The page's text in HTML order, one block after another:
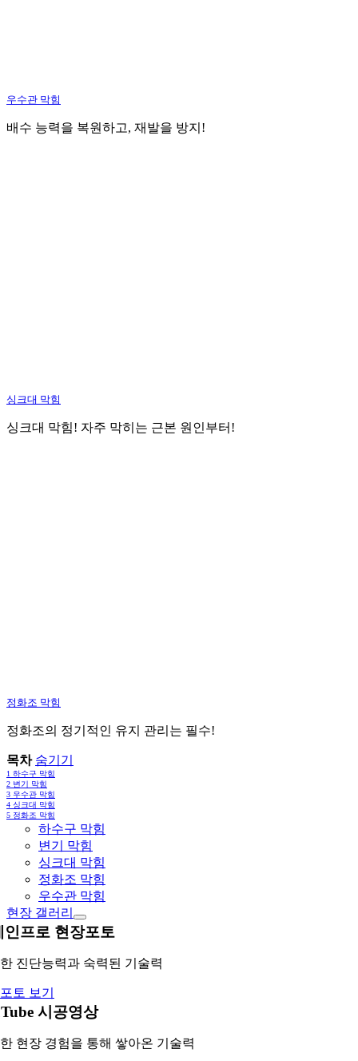
우수관 막힘
배수 능력을 복원하고, 재발을 방지!
싱크대 막힘
싱크대 막힘! 자주 막히는 근본 원인부터!
정화조 막힘
정화조의 정기적인 유지 관리는 필수!
목차 숨기기
1 하수구 막힘
2 변기 막힘
3 우수관 막힘
4 싱크대 막힘
5 정화조 막힘
하수구 막힘
변기 막힘
싱크대 막힘
정화조 막힘
우수관 막힘
현장 갤러리
인프로 현장포토
진단능력과 숙력된 기술력
토 보기
시공영상
현장 경험을 통해 쌓아온 기술력